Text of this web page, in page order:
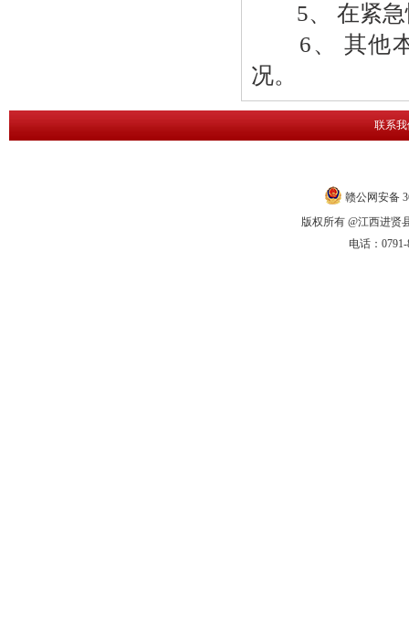
5、 在紧急
6、 其他本
况。
联系
赣公网安备
版权所有 @江西进贤
电话：